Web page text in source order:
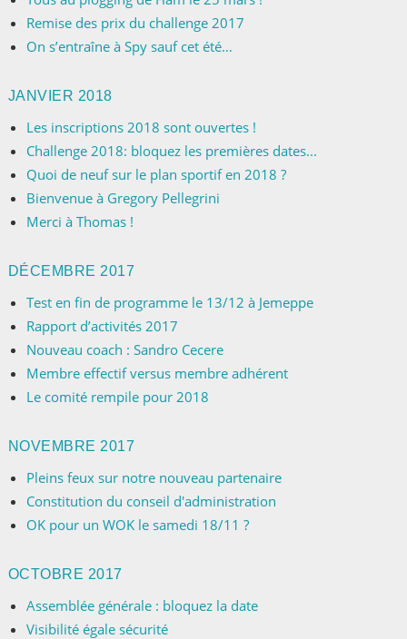
Remise des prix du challenge 2017
On s’entraîne à Spy sauf cet été…
JANVIER 2018
Les inscriptions 2018 sont ouvertes !
Challenge 2018: bloquez les premières dates...
Quoi de neuf sur le plan sportif en 2018 ?
Bienvenue à Gregory Pellegrini
Merci à Thomas !
DÉCEMBRE 2017
Test en fin de programme le 13/12 à Jemeppe
Rapport d’activités 2017
Nouveau coach : Sandro Cecere
Membre effectif versus membre adhérent
Le comité rempile pour 2018
NOVEMBRE 2017
Pleins feux sur notre nouveau partenaire
Constitution du conseil d'administration
OK pour un WOK le samedi 18/11 ?
OCTOBRE 2017
Assemblée générale : bloquez la date
Visibilité égale sécurité